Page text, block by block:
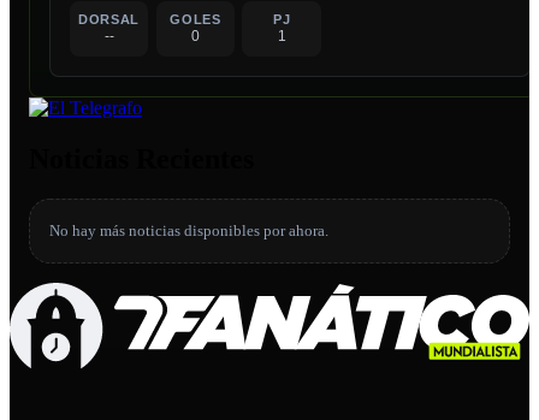
DORSAL
--
GOLES
0
PJ
1
No hay más noticias disponibles por ahora.